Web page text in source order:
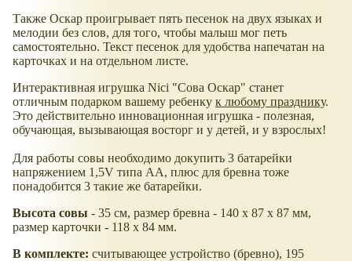
Также Оскар проигрывает пять песенок на двух языках и
мелодии без слов, для того, чтобы малыш мог петь
самостоятельно. Текст песенок для удобства напечатан на
карточках и на отдельном листе.
Интерактивная игрушка Nici "Сова Оскар" станет
отличным подарком вашему ребенку к любому празднику.
Это действительно инновационная игрушка - полезная,
обучающая, вызывающая восторг и у детей, и у взрослых!
Для работы совы необходимо докупить 3 батарейки
напряжением 1,5V типа АА, плюс для бревна тоже
понадобится 3 такие же батарейки.
Высота совы - 35 см, размер бревна - 140 х 87 х 87 мм,
размер карточки - 118 х 84 мм.
В комплекте: считывающее устройство (бревно), 195